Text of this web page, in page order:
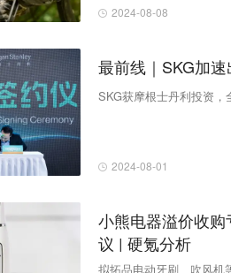
2024-08-08
最前线｜SKG加
SKG获摩根士丹利投资，
2024-08-01
小熊电器溢价收
议 | 硬氪分析
拟拓品电动牙刷、吹风机